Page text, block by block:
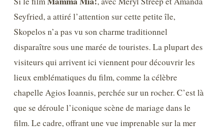
Seyfried, a attiré l’attention sur cette petite île,
Skopelos n’a pas vu son charme traditionnel
disparaître sous une marée de touristes. La plupart des
visiteurs qui arrivent ici viennent pour découvrir les
lieux emblématiques du film, comme la célèbre
chapelle Agios Ioannis, perchée sur un rocher. C’est là
que se déroule l’iconique scène de mariage dans le
film. Le cadre, offrant une vue imprenable sur la mer